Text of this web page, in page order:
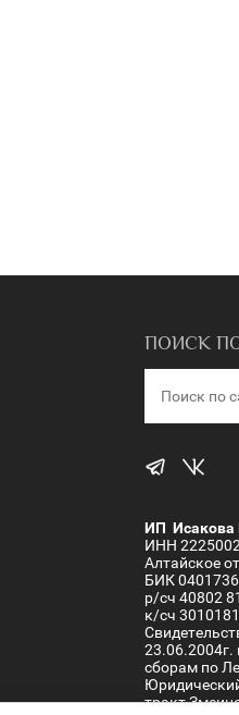
ПОИСК
ИП Исакова
ИНН
Алтайское
БИК
р/сч 40802
к/сч
сборам по
тракт